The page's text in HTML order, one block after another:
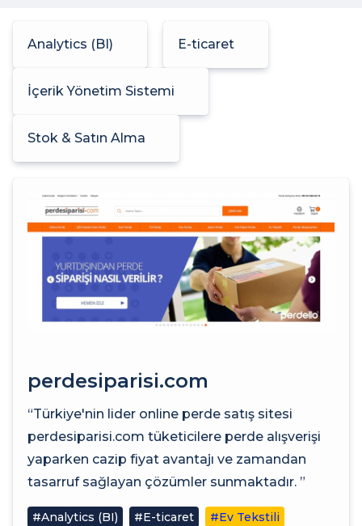
Analytics (BI) E-ticaret
İçerik Yönetim Sistemi
Stok & Satın Alma
perdesiparisi.com
“Türkiye'nin lider online perde satış sitesi
perdesiparisi.com tüketicilere perde alışverişi
yaparken cazip fiyat avantajı ve zamandan
tasarruf sağlayan çözümler sunmaktadır. ”
#Analytics (BI) #E-ticaret
#Ev Tekstili